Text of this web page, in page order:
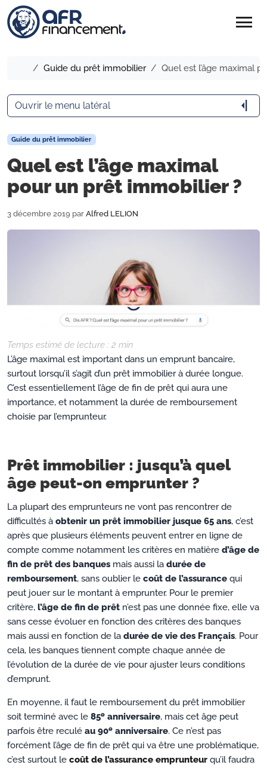
menu
Accueil
Guide du prêt immobilier Quel est l’âge maximal
Guide du prêt immobilier
Quel est l’âge maximal
pour un prêt immobilier ?
3 décembre 2019 par Alfred LELION
Temps estimé de lecture : 2 min
L’âge maximal est important dans un emprunt bancaire,
surtout lorsqu’il s’agit d’un prêt immobilier à durée longue.
C’est essentiellement l’âge de fin de prêt qui aura une
importance, et notamment la durée de remboursement
choisie par l’emprunteur.
Prêt immobilier : jusqu’à quel
âge peut-on emprunter ?
La plupart des emprunteurs ne vont pas rencontrer de
difficultés à obtenir un prêt immobilier jusque 65 ans, c’est
après que plusieurs éléments peuvent entrer en ligne de
compte comme notamment les critères en matière d’âge de
fin de prêt des banques mais aussi la durée de
remboursement, sans oublier le coût de l’assurance qui
peut jouer sur le montant à emprunter. Pour le premier
critère, l’âge de fin de prêt n’est pas une donnée fixe, elle va
sans cesse évoluer en fonction des critères des banques
mais aussi en fonction de la durée de vie des Français. Pour
cela, les banques tiennent compte chaque année de
l’évolution de la durée de vie pour ajuster leurs conditions
d’emprunt.
En moyenne, il faut le remboursement du prêt immobilier
soit terminé avec le 85e anniversaire, mais cet âge peut
parfois être reculé au 90e anniversaire. Ce n’est pas
forcément l’âge de fin de prêt qui va être une problématique,
c’est surtout le coût de l’assurance emprunteur qu’il faudra
Ouvrir le menu latéral arrow_menu_close